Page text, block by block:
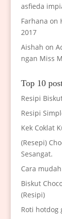
asfieda
Farhana on
2017
Aishah on
ngan Miss
Top 10
Resipi
Resipi
Kek Coklat
(Resepi)
Sesangat.
Cara
Biskut
(Resipi)
Roti hotdog